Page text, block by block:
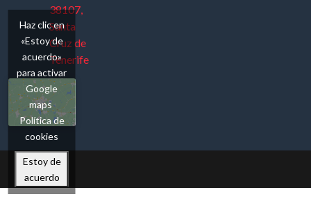
38107,
Santa
Cruz de
Tenerife
Haz clic en
«Estoy de
acuerdo»
para activar
Google
maps
Política de
cookies
Estoy de
acuerdo